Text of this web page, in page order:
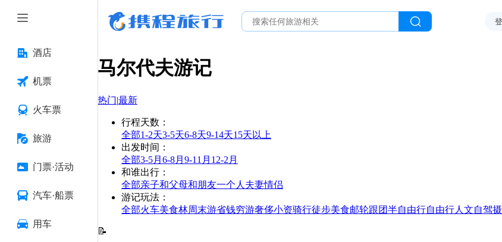
酒店
机票
火车票
旅游
门票·活动
汽车·船票
用车
马尔代夫游记
热门|最新
行程天数 ：
全部1-2天3-5天6-8天9-14天15天以上
出发时间 ：
全部3-5月 6-8月 9-11月 12-2月
和谁出行 ：
全部亲子和父母和朋友一个人 夫妻情侣
游记玩法 ：
全部火车美食林周末游省钱穷游奢侈小资骑行徒步美食邮轮跟团半自由行自由行人文自驾
📝